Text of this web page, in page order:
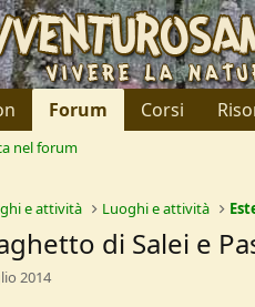
Forum Corsi
nel forum
e attività Luoghi e attività
di Salei e
2014